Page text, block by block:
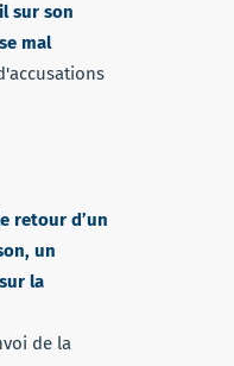
sur son
mal
retour d’un
un
la
de la